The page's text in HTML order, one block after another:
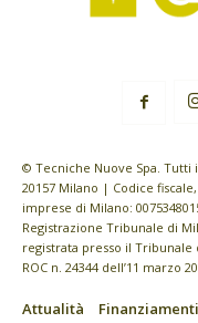
© Tecniche Nuove Spa. Tutti
20157 Milano | Codice
imprese di Milano:
Registrazione Tribunale di
registrata presso il Tribunale
ROC n. 24344 dell’11 marzo
Attualità